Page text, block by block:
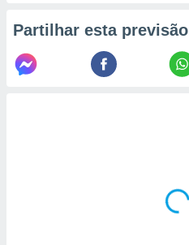
Partilhar esta previsão